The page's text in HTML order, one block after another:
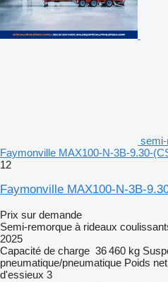
Faymonville MAX100-N-3B-9.30-
12
Faymonville MAX100-N-3B-
Prix sur demande
Semi-remorque à rideaux
2025
Capacité de charge 36 460 kg
pneumatique/pneumatique Poids
d'essieux 3